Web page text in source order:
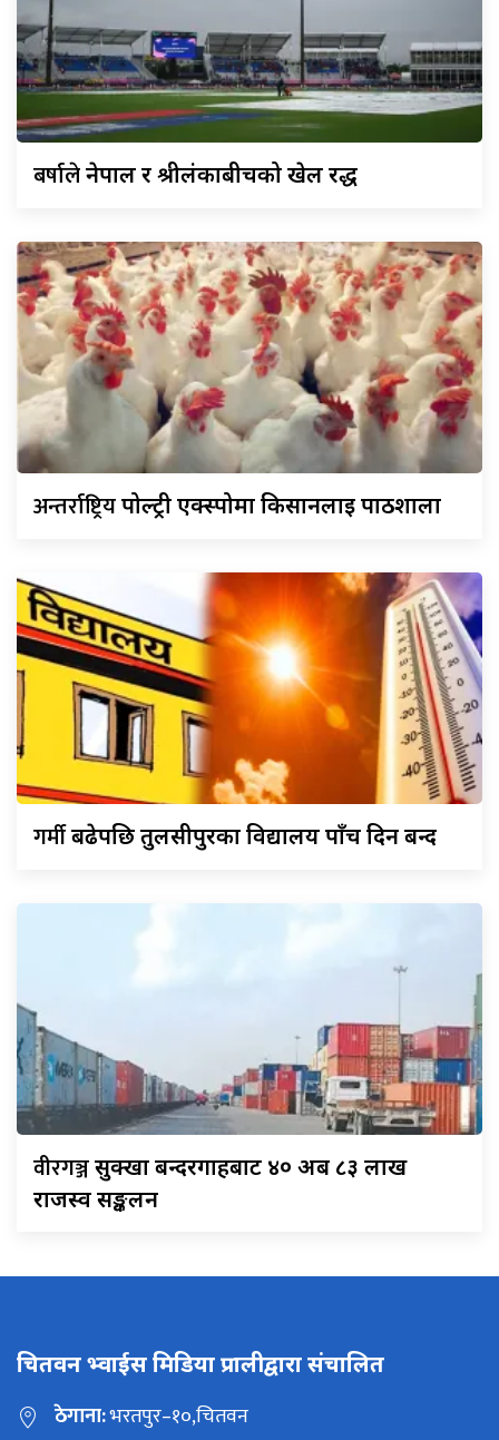
बर्षालेनेपाल र श्रीलंकाबीचको खेल रद्ध
अन्तर्राष्ट्रियपोल्ट्री एक्स्पोमा किसानलाई पाठशाला
गर्मीबढेपछि तुलसीपुरका विद्यालय पाँच दिन बन्द
वीरगञ्जसुक्खा बन्दरगाहबाट ४० अर्ब ८३ लाख
राजस्व सङ्कलन
चितवन भ्वाईस मिडिया प्रालीद्वारा संचालित
ठेगाना:भरतपुर–१०,चितवन